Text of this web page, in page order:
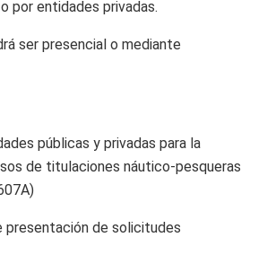
por entidades privadas.
ser presencial o mediante
públicas y privadas para la
de titulaciones náutico-pesqueras
presentación de solicitudes